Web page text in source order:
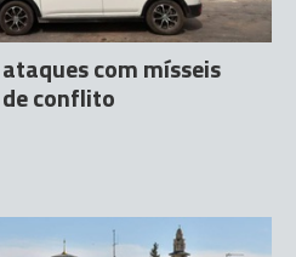
com mísseis
conflito